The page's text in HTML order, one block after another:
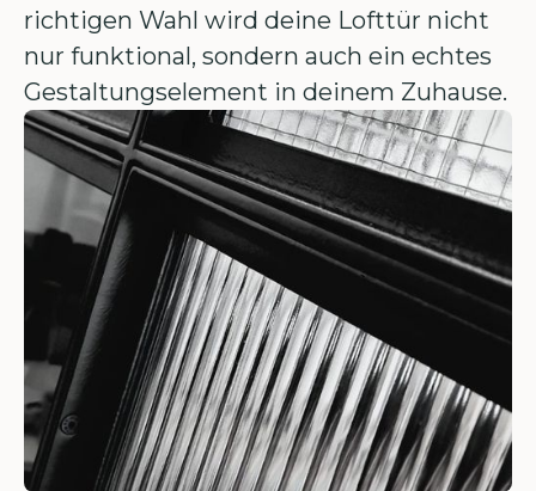
richtigen Wahl wird deine Lofttür nicht
nur funktional, sondern auch ein echtes
Gestaltungselement in deinem Zuhause.